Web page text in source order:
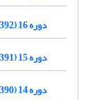
دوره 16 (1392)
دوره 15 (1391)
دوره 14 (1390)